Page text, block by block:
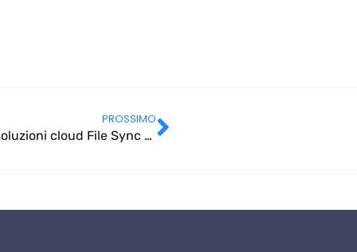
PROSSIMO
Forrester nomina Google Drive leader per le soluzioni cloud File Sync e Share (EFSS)